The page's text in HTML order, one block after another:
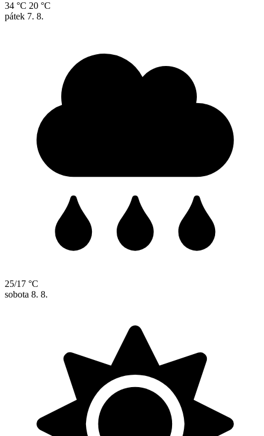
34 °C 20 °C
pátek 7. 8.
25/17 °C
sobota 8. 8.